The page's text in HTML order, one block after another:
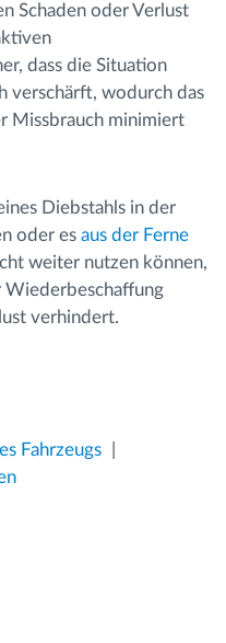
Schaden oder Verlust
dass die Situation
verschärft, wodurch das
Missbrauch minimiert
Diebstahls in der
oder es aus der Ferne
weiter nutzen können,
Wiederbeschaffung
verhindert.
Fahrzeugs